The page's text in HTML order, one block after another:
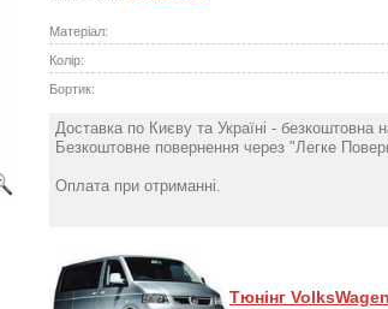
Матеріал:
Колір:
Бортик:
Доставка по Києву та Україні -
Безкоштовне повернення через "Легке
Оплата при отриманні.
Тюнінг